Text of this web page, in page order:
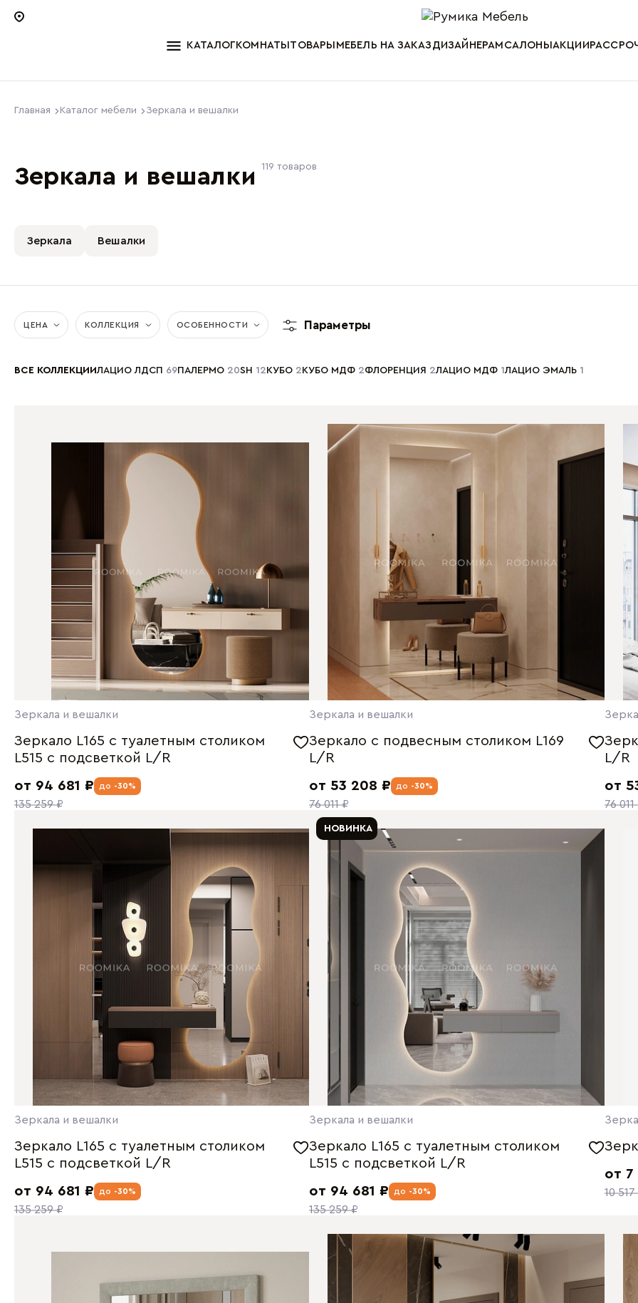
КАТАЛОГ КОМНАТЫ ТОВАРЫ МЕБЕЛЬ НА ЗАКАЗ ДИЗАЙНЕРАМ САЛОНЫ АКЦИИ
Главная Каталог мебели Зеркала и вешалки
Зеркала и вешалки 119 товаров
Зеркала Вешалки
ЦЕНА КОЛЛЕКЦИЯ ОСОБЕННОСТИ Параметры
ВСЕ КОЛЛЕКЦИИЛАЦИО ЛДСП 69ПАЛЕРМО 20SH 12 КУБО 2 КУБО МДФ 2ФЛОРЕНЦИЯ 2ЛАЦИО МДФ 1ЛАЦИО ЭМАЛЬ 1
Зеркала и вешалки
Зеркало L165 с туалетным столиком
L515 с подсветкой L/R
от 94 681 ₽
135 259 ₽
до -30%
Зеркала и вешалки
Зеркало с подвесным столиком L169
L/R
от 53 208 ₽
76 011 ₽
до -30%
L/R
от
76 011
Зеркала и вешалки
Зеркало L165 с туалетным столиком
L515 с подсветкой L/R
от 94 681 ₽
135 259 ₽
до -30%
НОВИНКА
Зеркала и вешалки
Зеркало L165 с туалетным столиком
L515 с подсветкой L/R
от 94 681 ₽
135 259 ₽
до -30%
от 7
10 517